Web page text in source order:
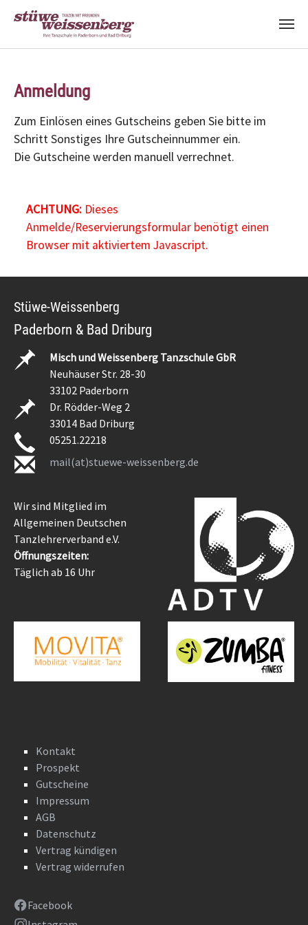
Anmeldung
Zum Einlösen eines Gutscheins geben Sie bitte im
Schritt Sonstiges Ihre Gutscheinnummer ein.
Die Gutscheine werden manuell verrechnet.
ACHTUNG:Dieses
Anmelde/Reservierungsformular benötigt einen
Browser mit aktiviertem Javascript.
Stüwe-Weissenberg
Paderborn & Bad Driburg
Misch und Weissenberg Tanzschule GbR
Neuhäuser Str. 28-30
33102 Paderborn
Dr. Rödder-Weg 2
33014 Bad Driburg
05251.22218
mail(at)stuewe-weissenberg.de
Wir sind Mitglied im
Allgemeinen Deutschen
Tanzlehrerverband e.V.
Öffnungszeiten:
Täglich ab 16 Uhr
Kontakt
Prospekt
Gutscheine
Impressum
AGB
Datenschutz
Vertrag kündigen
Vertrag widerrufen
Facebook